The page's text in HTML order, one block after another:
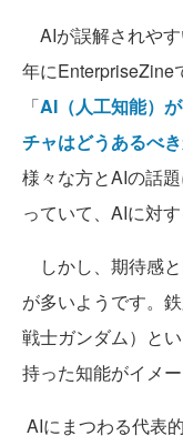
AIが誤解されや
年にEnterpriseZine
「AI（人工知能）
チャはどうあるべ
様々な方とAIの話
っていて、AIに対
しかし、期待感
が多いようです。
戦士ガンダム）と
持った知能がイメ
AIにまつわる代表